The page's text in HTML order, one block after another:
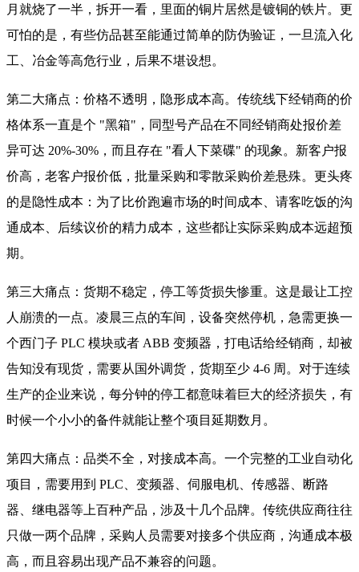
月就烧了一半，拆开一看，里面的铜片居然是镀铜的铁片。更
可怕的是，有些仿品甚至能通过简单的防伪验证，一旦流入化
工、冶金等高危行业，后果不堪设想。
第二大痛点：价格不透明，隐形成本高。传统线下经销商的价
格体系一直是个 "黑箱"，同型号产品在不同经销商处报价差
异可达 20%-30%，而且存在 "看人下菜碟" 的现象。新客户报
价高，老客户报价低，批量采购和零散采购价差悬殊。更头疼
的是隐性成本：为了比价跑遍市场的时间成本、请客吃饭的沟
通成本、后续议价的精力成本，这些都让实际采购成本远超预
期。
第三大痛点：货期不稳定，停工等货损失惨重。这是最让工控
人崩溃的一点。凌晨三点的车间，设备突然停机，急需更换一
个西门子 PLC 模块或者 ABB 变频器，打电话给经销商，却被
告知没有现货，需要从国外调货，货期至少 4-6 周。对于连续
生产的企业来说，每分钟的停工都意味着巨大的经济损失，有
时候一个小小的备件就能让整个项目延期数月。
第四大痛点：品类不全，对接成本高。一个完整的工业自动化
项目，需要用到 PLC、变频器、伺服电机、传感器、断路
器、继电器等上百种产品，涉及十几个品牌。传统供应商往往
只做一两个品牌，采购人员需要对接多个供应商，沟通成本极
高，而且容易出现产品不兼容的问题。